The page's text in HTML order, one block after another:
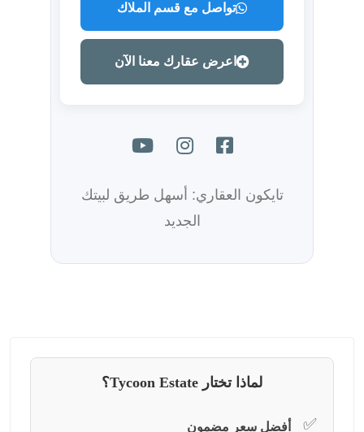
تواصل مع قسم الملاك
اعرض عقارك معنا الآن
تايكون العقاري: أسهل طريق لبيتك
الجديد
لماذا تختار Tycoon Estate؟
✅ أفضل سعر مضمون